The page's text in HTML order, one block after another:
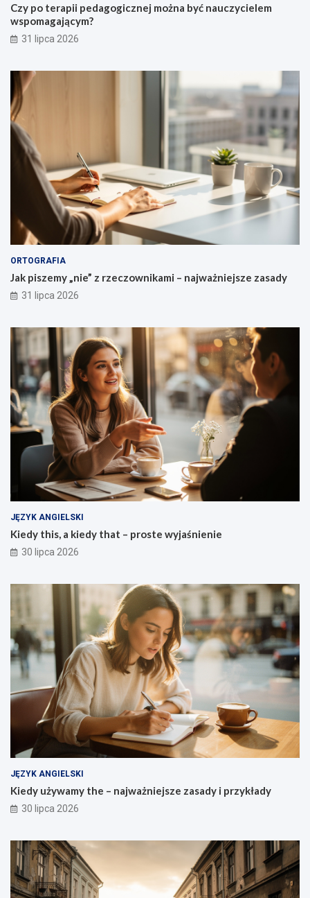
in
l
o
u
y
p
o
m
z
c
z
e
Czy po terapii pedagogicznej można być nauczycielem
wspomagającym?
31 lipca 2026
ORTOGRAFIA
Jak piszemy „nie” z rzeczownikami – najważniejsze zasady
31 lipca 2026
JĘZYK ANGIELSKI
Kiedy this, a kiedy that – proste wyjaśnienie
30 lipca 2026
JĘZYK ANGIELSKI
Kiedy używamy the – najważniejsze zasady i przykłady
30 lipca 2026